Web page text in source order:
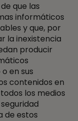
que las
informáticos
y que, por
la inexistencia
producir
en sus
contenidos en
los medios
de estos